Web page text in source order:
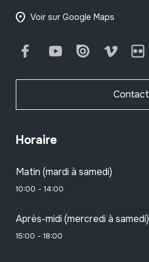
Voir sur Google Maps
FacebookYoutube Issuu Vimeo
Contact
Horaire
Matin (mardi à samedi)
10:00 - 14:00
Après-midi (mercredi à samedi)
15:00 - 18:00